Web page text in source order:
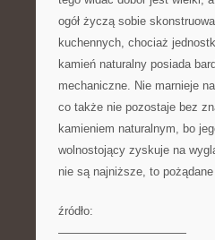
ogół życzą sobie
kuchennych, chociaż
kamień naturalny posiada
mechaniczne. Nie marnieje
co także nie pozostaje bez
kamieniem naturalnym, bo
wolnostojący zyskuje na
nie są najniższe, to
źródło:
———————————